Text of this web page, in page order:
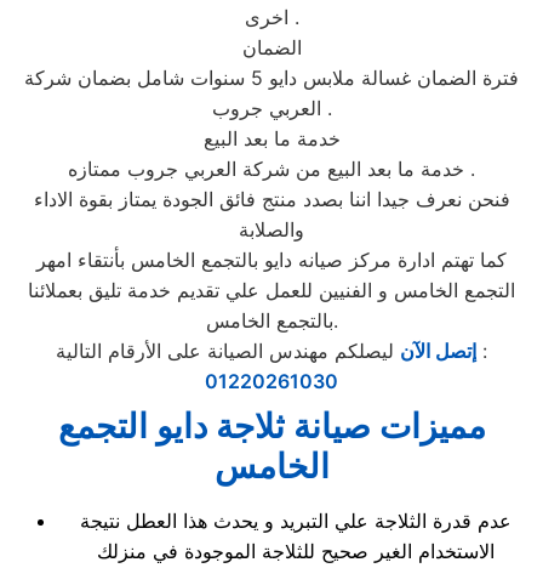
اخرى .
الضمان
فترة الضمان غسالة ملابس دايو 5 سنوات شامل بضمان شركة
العربي جروب .
خدمة ما بعد البيع
خدمة ما بعد البيع من شركة العربي جروب ممتازه .
فنحن نعرف جيدا اننا بصدد منتج فائق الجودة يمتاز بقوة الاداء
والصلابة
كما تهتم ادارة مركز صيانه دايو بالتجمع الخامس بأنتقاء امهر
التجمع الخامس و الفنيين للعمل علي تقديم خدمة تليق بعملائنا
بالتجمع الخامس.
إتصل الآن ليصلكم مهندس الصيانة على الأرقام التالية :
01220261030
مميزات صيانة ثلاجة دايو التجمع
الخامس
عدم قدرة الثلاجة علي التبريد و يحدث هذا العطل نتيجة
الاستخدام الغير صحيح للثلاجة الموجودة في منزلك